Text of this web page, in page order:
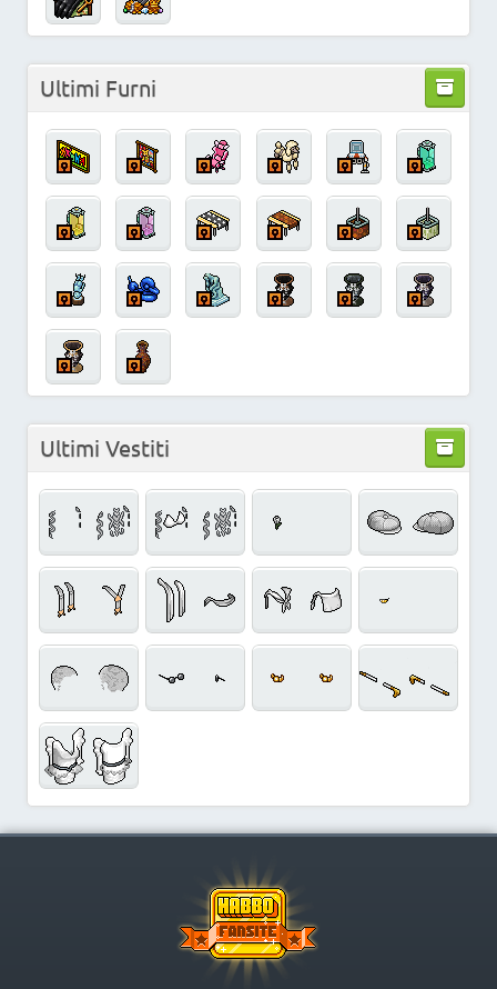
Ultimi Furni
Ultimi Vestiti